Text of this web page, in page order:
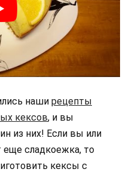
наши рецепты
кексов, и вы
из них! Если вы или
сладкоежка, то
кексы с